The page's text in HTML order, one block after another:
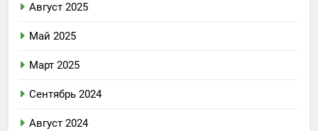
Август 2025
Май 2025
Март 2025
Сентябрь 2024
Август 2024